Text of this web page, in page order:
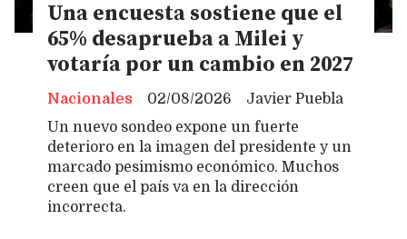
Una encuesta sostiene que el
65% desaprueba a Milei y
votaría por un cambio en 2027
Javier Puebla
Nacionales
02/08/2026
Un nuevo sondeo expone un fuerte
deterioro en la imagen del presidente y un
marcado pesimismo económico. Muchos
creen que el país va en la dirección
incorrecta.